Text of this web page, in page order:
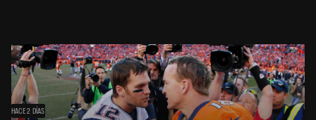
HACE 2 DÍAS